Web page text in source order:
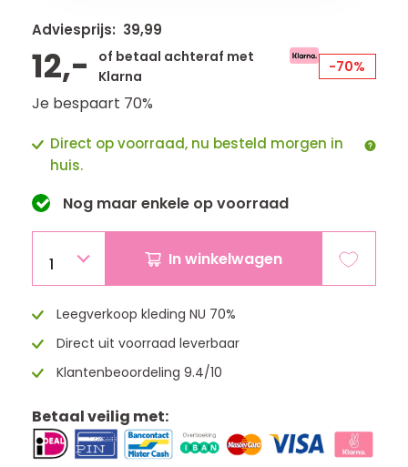
Adviesprijs: 39,99
12,-
of betaal achteraf met
Klarna
-70%
Je bespaart 70%
Direct op voorraad, nu besteld morgen in
huis.
Nog maar enkele op voorraad
1 In winkelwagen
Leegverkoop kleding NU 70%
Direct uit voorraad leverbaar
Klantenbeoordeling 9.4/10
Betaal veilig met: